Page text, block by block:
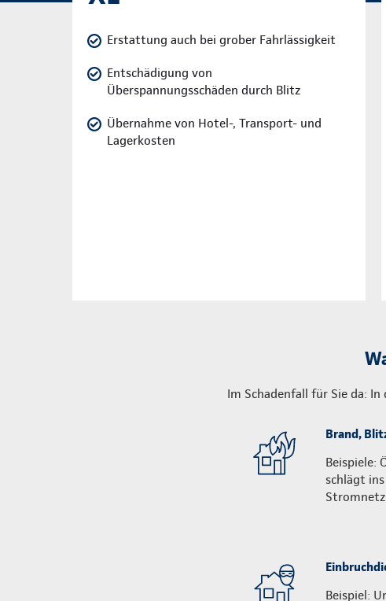
Erstattung auch bei grober Fahrlässigkeit
Entschädigung von
Überspannungsschäden durch Blitz
Übernahme von Hotel-, Transport- und
Lagerkosten
Im Schadenfall für Sie da:
Brand,
Beispiele:
schlägt
Beispiel: